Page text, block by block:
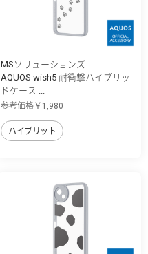
MSソリューションズ
AQUOS wish5 耐衝撃ハイブリッ
ドケース ...
参考価格￥1,980
ハイブリット